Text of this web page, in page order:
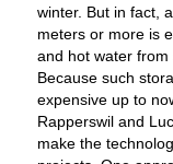
winter. But in fact,
meters or more is
and hot water from
Because such
expensive up to
Rapperswil and
make the